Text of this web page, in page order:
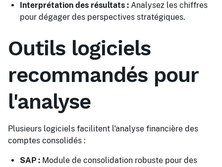
Interprétation des résultats : Analysez les chiffres
pour dégager des perspectives stratégiques.
Outils logiciels
recommandés pour
l'analyse
Plusieurs logiciels facilitent l'analyse financière des
comptes consolidés :
SAP : Module de consolidation robuste pour des